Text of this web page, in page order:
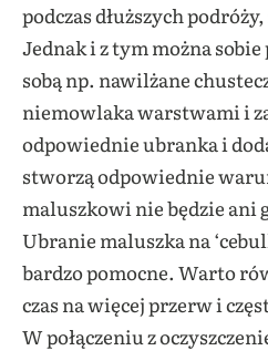
podczas dłuższych
Jednak i z tym można
sobą np. nawilżane
niemowlaka warstwami i
odpowiednie ubranka i
stworzą odpowiednie
maluszkowi nie będzie ani
Ubranie maluszka na
bardzo pomocne. Warto
czas na więcej przerw i
W połączeniu z